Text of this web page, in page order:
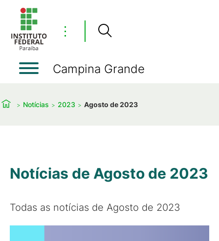
⋮
Campina Grande
Notícias 2023 Agosto de 2023
Notícias de Agosto de 2023
Todas as notícias de Agosto de 2023